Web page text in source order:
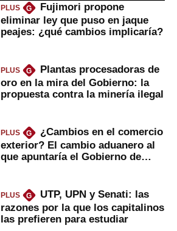
PLUS G
Fujimori propone
eliminar ley que puso en jaque
peajes: ¿qué cambios implicaría?
PLUS G
Plantas procesadoras de
oro en la mira del Gobierno: la
propuesta contra la minería ilegal
PLUS G
¿Cambios en el comercio
exterior? El cambio aduanero al
que apuntaría el Gobierno de
PLUS G
UTP, UPN y Senati: las
razones por la que los capitalinos
las prefieren para estudiar